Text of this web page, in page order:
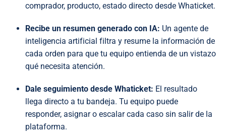
comprador, producto, estado directo desde Whaticket.
Recibe un resumen generado con IA: Un agente de
inteligencia artificial filtra y resume la información de
cada orden para que tu equipo entienda de un vistazo
qué necesita atención.
Dale seguimiento desde Whaticket: El resultado
llega directo a tu bandeja. Tu equipo puede
responder, asignar o escalar cada caso sin salir de la
plataforma.